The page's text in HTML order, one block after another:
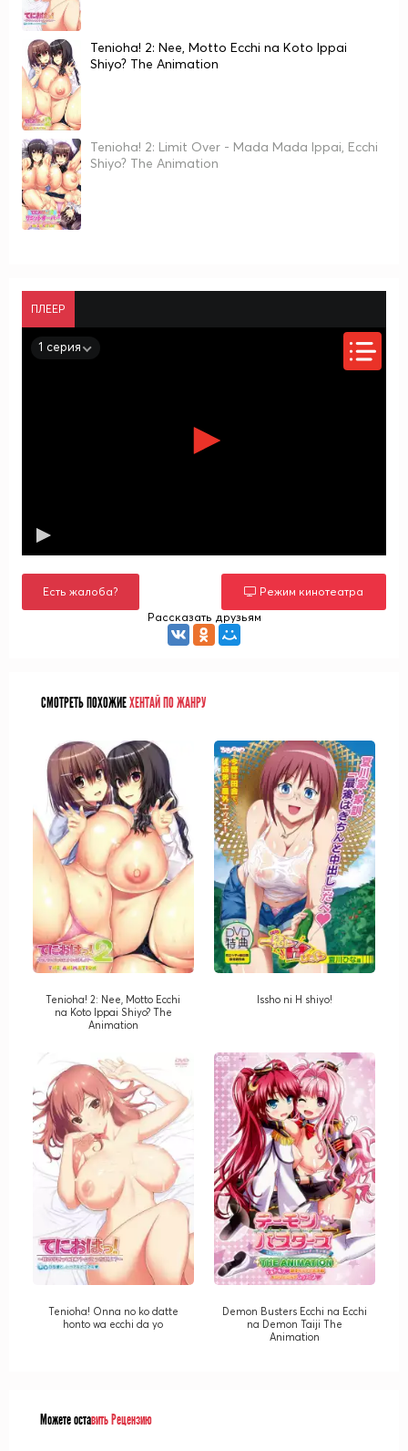
Tenioha! 2: Nee, Motto Ecchi na Koto Ippai
Shiyo? The Animation
Tenioha! 2: Limit Over - Mada Mada Ippai, Ecchi
Shiyo? The Animation
ПЛЕЕР
1 серия
Есть жалоба?
Режим кинотеатра
Рассказать друзьям
СМОТРЕТЬ ПОХОЖИЕХЕНТАЙ ПО ЖАНРУ
Tenioha! 2: Nee, Motto Ecchi
na Koto Ippai Shiyo? The
Animation
Issho ni H shiyo!
Tenioha! Onna no ko datte
honto wa ecchi da yo
Demon Busters Ecchi na Ecchi
na Demon Taiji The
Animation
Можете оставить Рецензию